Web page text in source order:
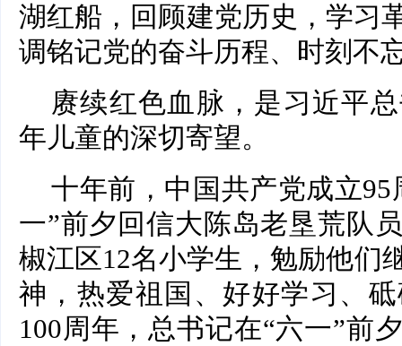
湖红船，回顾建党历史，学习
调铭记党的奋斗历程、时刻不
赓续红色血脉，是习近平
年儿童的深切寄望。
十年前，中国共产党成立
一”前夕回信大陈岛老垦荒队
椒江区12名小学生，勉励他们
神，热爱祖国、好好学习、
100周年，总书记在“六一”前